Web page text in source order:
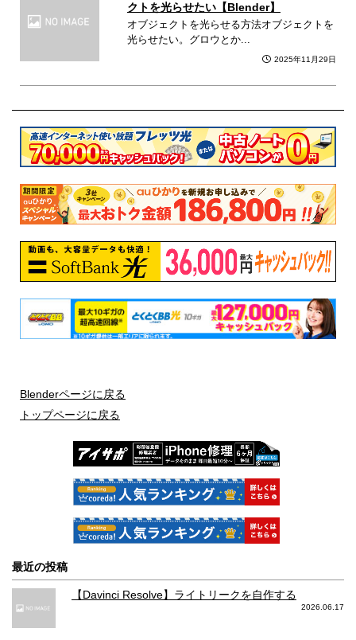
クトを光らせたい【Blender】
オブジェクトを光らせる方法オブジェクトを
光らせたい。グロウとか...
2025年11月29日
Blenderページに戻る
トップページに戻る
最近の投稿
【Davinci Resolve】ライトリークを自作する
2026.06.17